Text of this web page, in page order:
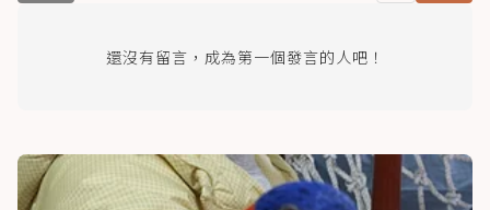
還沒有留言，成為第一個發言的人吧！